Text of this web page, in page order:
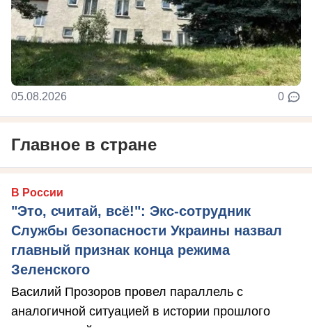
05.08.2026 0
Главное в стране
В России
"Это, считай, всё!": Экс-сотрудник
Службы безопасности Украины назвал
главный признак конца режима
Зеленского
Василий Прозоров провел параллель с
аналогичной ситуацией в истории прошлого